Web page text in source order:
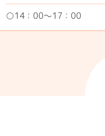
○14：00～17：00